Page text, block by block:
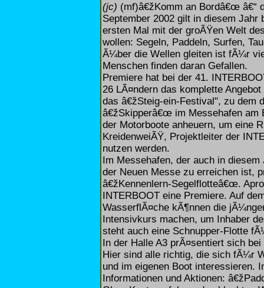
(jc) (mf)â€žKomm an Bordâ€œ â€“
September 2002 gilt in diesem
ersten Mal mit der groÃŸen Welt
wollen: Segeln, Paddeln, Surfen,
Ã¼ber die Wellen gleiten ist fÃ¼r
Menschen finden daran Gefallen.
Premiere hat bei der 41.
26 LÃ¤ndern das komplette
das â€žSteig-ein-Festival", zu dem
â€žSkipperâ€œ im Messehafen am
der Motorboote anheuern, um eine
KreidenweiÃŸ, Projektleiter der
nutzen werden.
Im Messehafen, der auch in
der Neuen Messe zu erreichen ist,
â€žKennenlern-Segelflotteâ€œ.
INTERBOOT eine Premiere. Auf
WasserflÃ¤che kÃ¶nnen die
Intensivkurs machen, um Inhaber
steht auch eine Schnupper-Flotte
In der Halle A3 prÃ¤sentiert sich
Hier sind alle richtig, die sich fÃ¼r
und im eigenen Boot interessieren.
Informationen und Aktionen: